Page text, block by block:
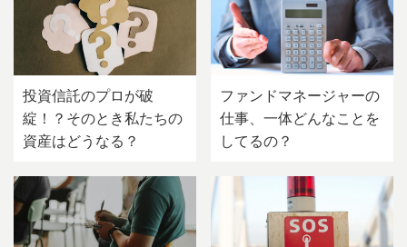
投資信託のプロが破
綻！？そのとき私たちの
資産はどうなる？
ファンドマネージャーの
仕事、一体どんなことを
してるの？